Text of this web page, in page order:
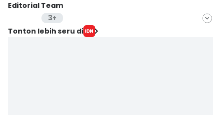
Editorial Team
3+
Editor
Tonton lebih seru di